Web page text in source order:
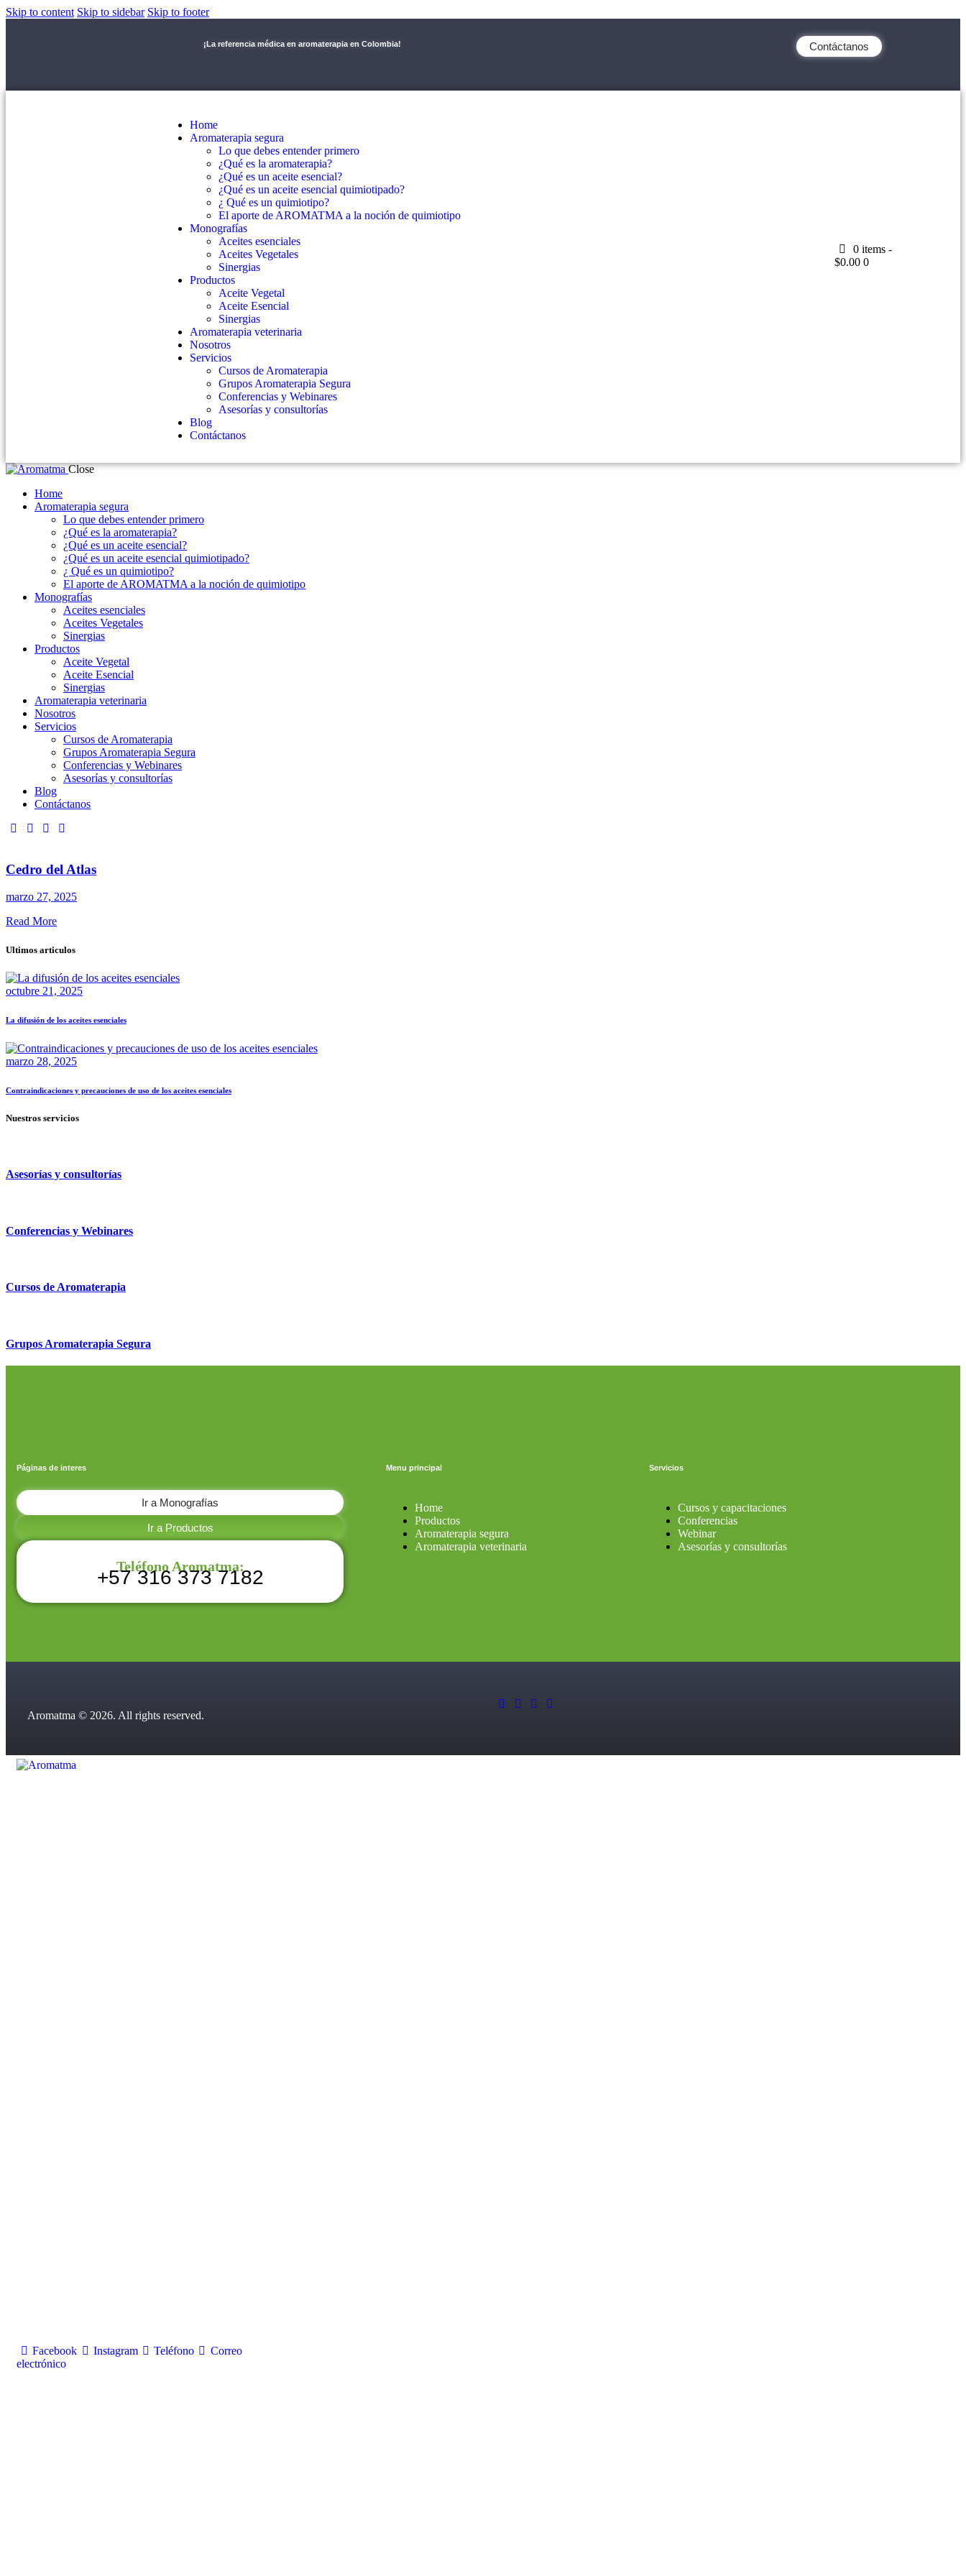
Skip to content Skip to sidebar Skip to footer
¡La referencia médica en aromaterapia en Colombia! Contáctanos
Home
Aromaterapia segura
Lo que debes entender primero
¿Qué es la aromaterapia?
¿Qué es un aceite esencial?
¿Qué es un aceite esencial quimiotipado?
¿ Qué es un quimiotipo?
El aporte de AROMATMA a la noción de quimiotipo
Monografías
Aceites esenciales
Aceites Vegetales
Sinergias
Productos
Aceite Vegetal
Aceite Esencial
Sinergias
Aromaterapia veterinaria
Nosotros
Servicios
Cursos de Aromaterapia
Grupos Aromaterapia Segura
Conferencias y Webinares
Asesorías y consultorías
Blog
Contáctanos
0 items-
$0.00 0
Close
Home
Aromaterapia segura
Lo que debes entender primero
¿Qué es la aromaterapia?
¿Qué es un aceite esencial?
¿Qué es un aceite esencial quimiotipado?
¿ Qué es un quimiotipo?
El aporte de AROMATMA a la noción de quimiotipo
Monografías
Aceites esenciales
Aceites Vegetales
Sinergias
Productos
Aceite Vegetal
Aceite Esencial
Sinergias
Aromaterapia veterinaria
Nosotros
Servicios
Cursos de Aromaterapia
Grupos Aromaterapia Segura
Conferencias y Webinares
Asesorías y consultorías
Blog
Contáctanos
Cedro del Atlas
marzo 27, 2025
Read More
Ultimos articulos
octubre 21, 2025
La difusión de los aceites esenciales
marzo 28, 2025
Contraindicaciones y precauciones de uso de los aceites esenciales
Nuestros servicios
Asesorías y consultorías
Conferencias y Webinares
Cursos de Aromaterapia
Grupos Aromaterapia Segura
Páginas de interes
Ir a Monografías
Ir a Productos
Teléfono Aromatma:
+57 316 373 7182
Menu principal
Home
Productos
Aromaterapia segura
Aromaterapia veterinaria
Servicios
Cursos y capacitaciones
Conferencias
Webinar
Asesorías y consultorías
Aromatma © 2026. All rights reserved.
Facebook Instagram Teléfono
Correo
electrónico